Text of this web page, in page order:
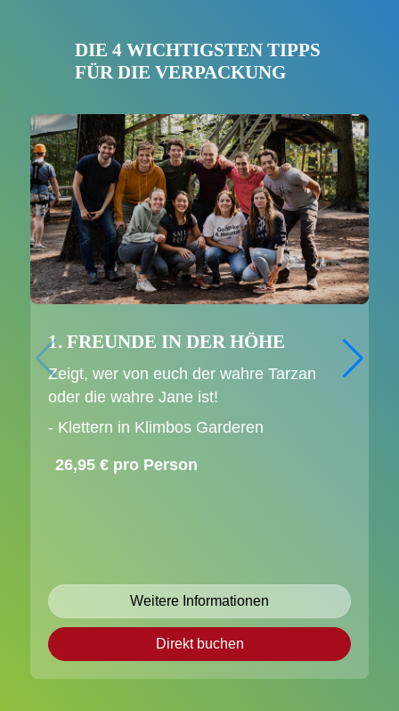
DIE 4 WICHTIGSTEN TIPPS
FÜR DIE VERPACKUNG
1. FREUNDE IN DER HÖHE
Zeigt, wer von euch der wahre Tarzan
oder die wahre Jane ist!
- Klettern in Klimbos Garderen
26,95 € pro Person
Weitere Informationen
Direkt buchen